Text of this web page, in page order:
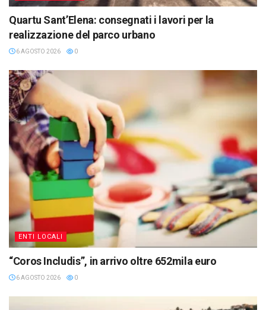
Quartu Sant’Elena: consegnati i lavori per la
realizzazione del parco urbano
6 AGOSTO 2026 0
ENTI LOCALI
“Coros Includis”, in arrivo oltre 652mila euro
6 AGOSTO 2026 0